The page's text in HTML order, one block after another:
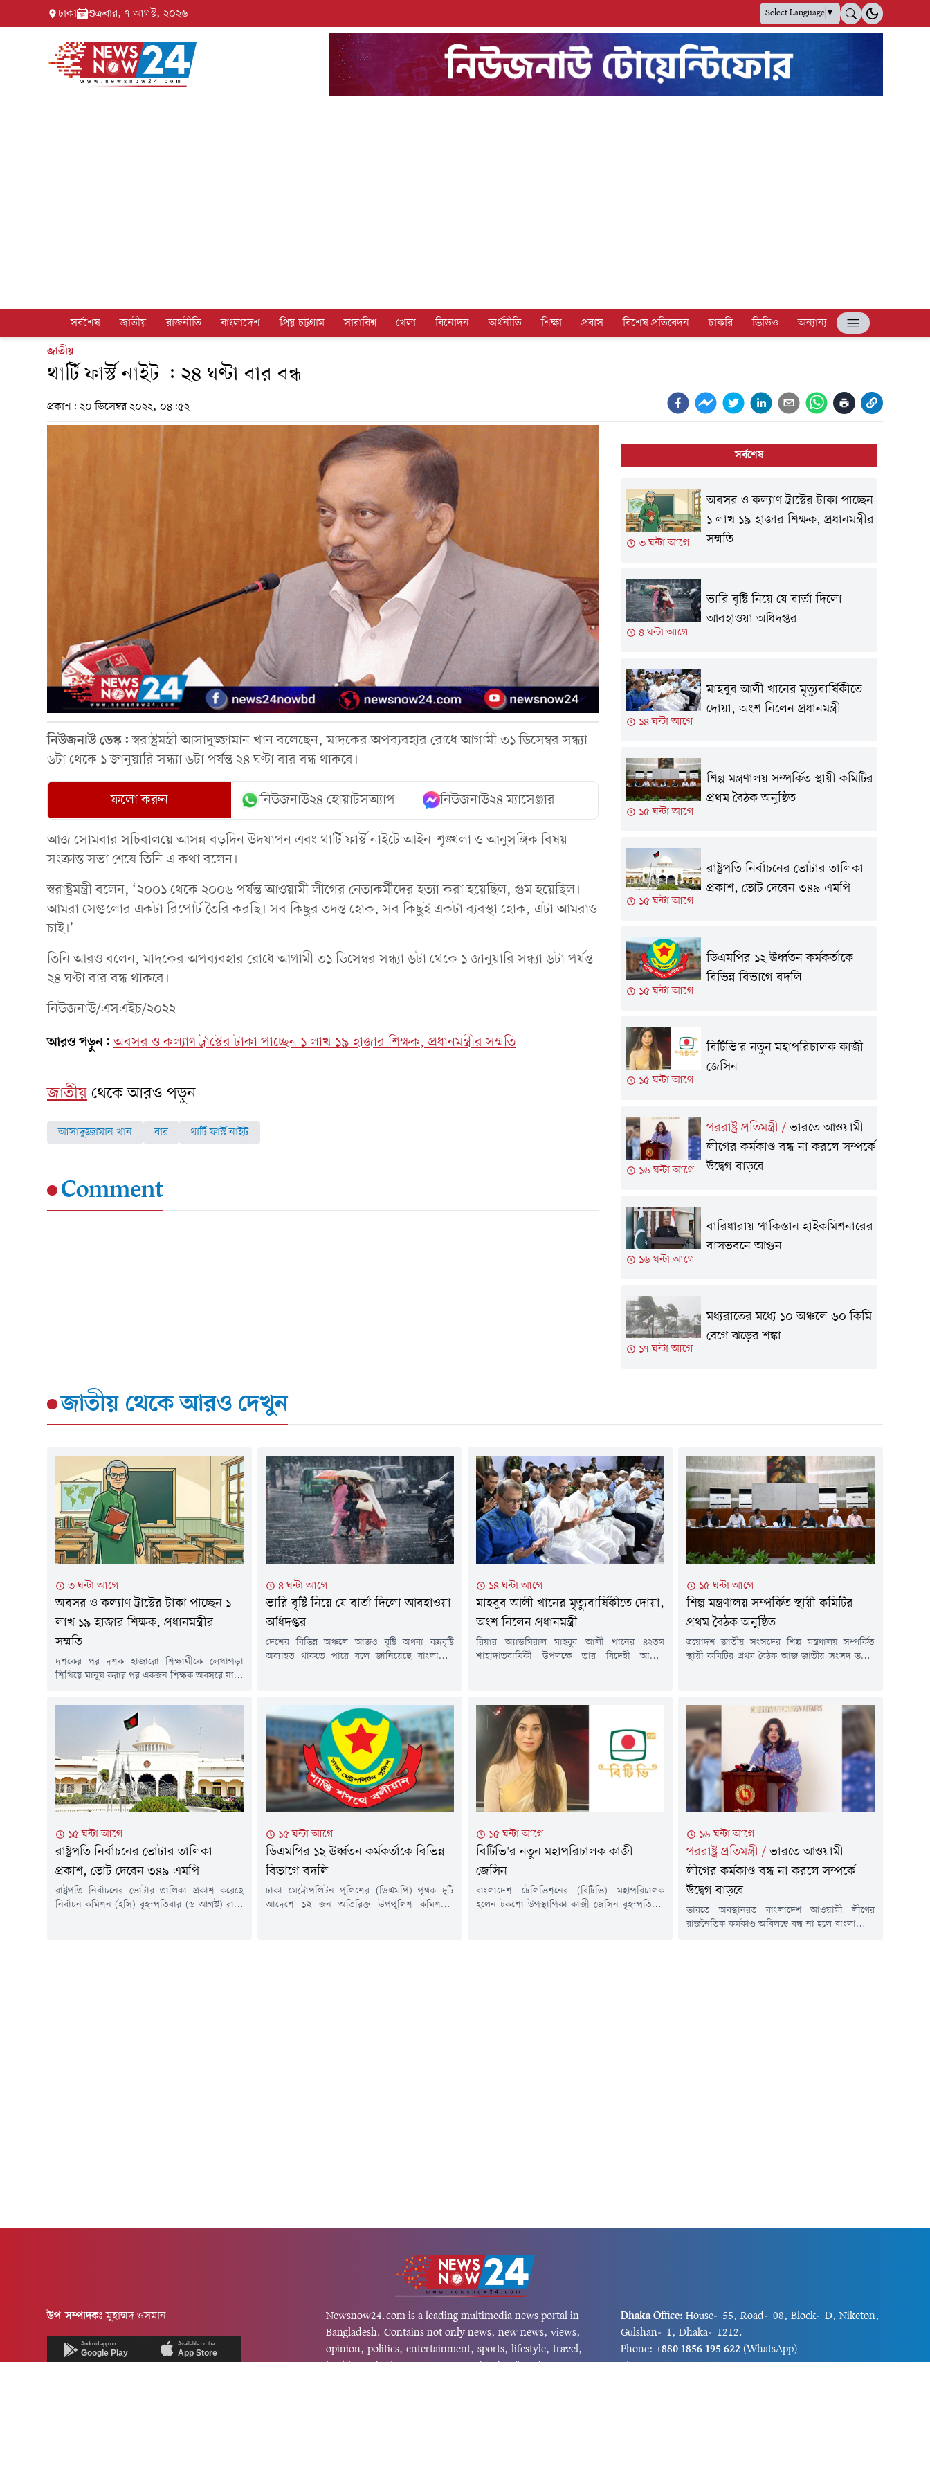
ঢাকা শুক্রবার, ৭ আগস্ট, ২০২৬ Select Language▼
সর্বশেষ জাতীয় রাজনীতি বাংলাদেশ প্রিয় চট্টগ্রাম সারাবিশ্ব খেলা বিনোদন অর্থনীতি শিক্ষা প্রবাস বিশেষ প্রতিবেদন চাকরি ভিডিও
অন্যান্য
জাতীয়
থার্টি ফার্স্ট নাইট : ২৪ ঘণ্টা বার বন্ধ
প্রকাশ: ২০ ডিসেম্বর ২০২২, ০৪:৫২
নিউজনাউ ডেস্ক:স্বরাষ্ট্রমন্ত্রী আসাদুজ্জামান খান বলেছেন, মাদকের অপব্যবহার রোধে আগামী ৩১ ডিসেম্বর সন্ধ্যা
৬টা থেকে ১ জানুয়ারি সন্ধ্যা ৬টা পর্যন্ত ২৪ ঘণ্টা বার বন্ধ থাকবে।
ফলো করুন নিউজনাউ২৪ হোয়াটসঅ্যাপ নিউজনাউ২৪ ম্যাসেঞ্জার
আজ সোমবার সচিবালয়ে আসন্ন বড়দিন উদযাপন এবং থার্টি ফার্স্ট নাইটে আইন-শৃঙ্খলা ও আনুসঙ্গিক বিষয়
সংক্রান্ত সভা শেষে তিনি এ কথা বলেন।
স্বরাষ্ট্রমন্ত্রী বলেন, ‘২০০১ থেকে ২০০৬ পর্যন্ত আওয়ামী লীগের নেতাকর্মীদের হত্যা করা হয়েছিল, গুম হয়েছিল।
আমরা সেগুলোর একটা রিপোর্ট তৈরি করছি। সব কিছুর তদন্ত হোক, সব কিছুই একটা ব্যবস্থা হোক, এটা আমরাও
চাই।’
তিনি আরও বলেন, মাদকের অপব্যবহার রোধে আগামী ৩১ ডিসেম্বর সন্ধ্যা ৬টা থেকে ১ জানুয়ারি সন্ধ্যা ৬টা পর্যন্ত
২৪ ঘণ্টা বার বন্ধ থাকবে।
নিউজনাউ/এসএইচ/২০২২
আরও পড়ুন: অবসর ও কল্যাণ ট্রাস্টের টাকা পাচ্ছেন ১ লাখ ১৯ হাজার শিক্ষক, প্রধানমন্ত্রীর সম্মতি
জাতীয়থেকে আরও পড়ুন
আসাদুজ্জামান খান বার থার্টি ফার্স্ট নাইট
Comment
সর্বশেষ
৩ ঘন্টা আগে
অবসর ও কল্যাণ ট্রাস্টের টাকা পাচ্ছেন
১ লাখ ১৯ হাজার শিক্ষক, প্রধানমন্ত্রীর
সম্মতি
৪ ঘন্টা আগে
ভারি বৃষ্টি নিয়ে যে বার্তা দিলো
আবহাওয়া অধিদপ্তর
১৪ ঘন্টা আগে
মাহবুব আলী খানের মৃত্যুবার্ষিকীতে
দোয়া, অংশ নিলেন প্রধানমন্ত্রী
১৫ ঘন্টা আগে
শিল্প মন্ত্রণালয় সম্পর্কিত স্থায়ী কমিটির
প্রথম বৈঠক অনুষ্ঠিত
১৫ ঘন্টা আগে
রাষ্ট্রপতি নির্বাচনের ভোটার তালিকা
প্রকাশ, ভোট দেবেন ৩৪৯ এমপি
১৫ ঘন্টা আগে
ডিএমপির ১২ ঊর্ধ্বতন কর্মকর্তাকে
বিভিন্ন বিভাগে বদলি
১৫ ঘন্টা আগে
বিটিভি'র নতুন মহাপরিচালক কাজী
জেসিন
১৬ ঘন্টা আগে
পররাষ্ট্র প্রতিমন্ত্রী/ভারতে আওয়ামী
লীগের কর্মকাণ্ড বন্ধ না করলে সম্পর্কে
উদ্বেগ বাড়বে
১৬ ঘন্টা আগে
বারিধারায় পাকিস্তান হাইকমিশনারের
বাসভবনে আগুন
১৭ ঘন্টা আগে
মধ্যরাতের মধ্যে ১০ অঞ্চলে ৬০ কিমি
বেগে ঝড়ের শঙ্কা
জাতীয় থেকে আরও দেখুন
৩ ঘন্টা আগে
অবসর ও কল্যাণ ট্রাস্টের টাকা পাচ্ছেন ১
লাখ ১৯ হাজার শিক্ষক, প্রধানমন্ত্রীর
সম্মতি
দশকের পর দশক হাজারো শিক্ষার্থীকে লেখাপড়া
শিখিয়ে মানুষ করার পর একজন শিক্ষক অবসরে যান।
নিজের সঞ্চিত অবসরের টাকা ভরসা তাদের। কিন্তু এ
টাকা সময়মতো ফেরত না পাওয়ায় চরম ভোগান্তিতে
পড়তে হয়েছিল তাদের। অবশেষে সেই ভোগান্তি
কমানোর উদ্যোগ নিয়েছে বিএনপি সরকার।
উদ্যোগের অংশ হিসেবে...
৪ ঘন্টা আগে
ভারি বৃষ্টি নিয়ে যে বার্তা দিলো আবহাওয়া
অধিদপ্তর
দেশের বিভিন্ন অঞ্চলে আজও বৃষ্টি অথবা বজ্রবৃষ্টি
অব্যাহত থাকতে পারে বলে জানিয়েছে বাংলাদেশ
বর্ষণের সম্ভাবনা রয়েছে।শুক্রবার (৭ আগস্ট) সন্ধ্যা ৬টা
পর্যন্ত দেওয়া পূর্বাভাসে এ তথ্য জানানো হয়।এতে বলা
হয়েছে, মৌসুমি বায়ুর অক্ষের...
১৪ ঘন্টা আগে
মাহবুব আলী খানের মৃত্যুবার্ষিকীতে দোয়া,
অংশ নিলেন প্রধানমন্ত্রী
রিয়ার অ্যাডমিরাল মাহবুব আলী খানের ৪২তম
শাহাদাতবার্ষিকী উপলক্ষে তার বিদেহী আত্মার
ভবনে' তার পরিবারের পক্ষ থেকে এই দোয়া
মাহফিলের আয়োজন করা হয়।প্রধানমন্ত্রী তারেক
রহমান এবং শহীদ মাহবুব আলী খানের কন্যা ও
প্রধানমন্ত্রীর...
১৫ ঘন্টা আগে
শিল্প মন্ত্রণালয় সম্পর্কিত স্থায়ী কমিটির
প্রথম বৈঠক অনুষ্ঠিত
ত্রয়োদশ জাতীয় সংসদের শিল্প মন্ত্রণালয় সম্পর্কিত
স্থায়ী কমিটির প্রথম বৈঠক আজ জাতীয় সংসদ ভবনে
গুরুত্বারোপ করা হয়।পাশাপাশি, উন্নয়ন প্রকল্পসমূহ
নির্ধারিত সময়ের মধ্যে সম্পন্ন করা, বরাদ্দের যথাযথ
ব্যবহার নিশ্চিত করা, শিল্পখাতের প্রতিযোগিতা
সক্ষমতা...
১৫ ঘন্টা আগে
রাষ্ট্রপতি নির্বাচনের ভোটার তালিকা
প্রকাশ, ভোট দেবেন ৩৪৯ এমপি
রাষ্ট্রপতি নির্বাচনের ভোটার তালিকা প্রকাশ করেছে
নির্বাচন কমিশন (ইসি)।বৃহস্পতিবার (৬ আগস্ট) রাতে
১৫ ঘন্টা আগে
ডিএমপির ১২ ঊর্ধ্বতন কর্মকর্তাকে বিভিন্ন
বিভাগে বদলি
ঢাকা মেট্রোপলিটন পুলিশের (ডিএমপি) পৃথক দুটি
আদেশে ১২ জন অতিরিক্ত উপপুলিশ কমিশনার
১৫ ঘন্টা আগে
বিটিভি'র নতুন মহাপরিচালক কাজী
জেসিন
বাংলাদেশ টেলিভিশনের (বিটিভি) মহাপরিচালক
হলেন টকশো উপস্থাপিকা কাজী জেসিন।বৃহস্পতিবার
১৬ ঘন্টা আগে
পররাষ্ট্র প্রতিমন্ত্রী /ভারতে আওয়ামী
লীগের কর্মকাণ্ড বন্ধ না করলে সম্পর্কে
উদ্বেগ বাড়বে
ভারতে অবস্থানরত বাংলাদেশ আওয়ামী লীগের
রাজনৈতিক কর্মকাণ্ড অবিলম্বে বন্ধ না হলে বাংলাদেশ-
উপ-সম্পাদকঃমুহাম্মদ ওসমান
Android app on
Google Play
Available on the
App Store
Newsnow24.com is a leading multimedia news portal in
Bangladesh. Contains not only news, new news, views,
opinion, politics, entertainment, sports, lifestyle, travel,
health, and others. We are committed to focusing on
Dhaka Office: House-55, Road-08, Block-D, Niketon,
Gulshan-1, Dhaka-1212.
Phone: +880 1856 195 622 (WhatsApp)
Phone:+880 1869 913 486